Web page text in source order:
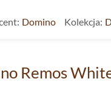
Domino Kolekcja:
Remos